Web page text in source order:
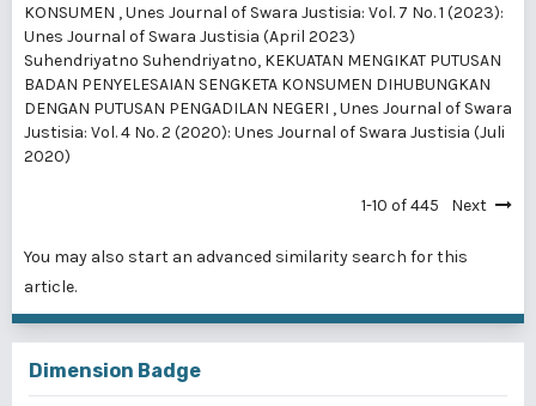
KONSUMEN ,Unes Journal of Swara Justisia: Vol. 7 No. 1 (2023):
Unes Journal of Swara Justisia (April 2023)
Suhendriyatno Suhendriyatno, KEKUATAN MENGIKAT PUTUSAN
BADAN PENYELESAIAN SENGKETA KONSUMEN DIHUBUNGKAN
DENGAN PUTUSAN PENGADILAN NEGERI ,Unes Journal of Swara
Justisia: Vol. 4 No. 2 (2020): Unes Journal of Swara Justisia (Juli
2020)
1-10 of 445 Next
You may also start an advanced similarity search for this
article.
Dimension Badge